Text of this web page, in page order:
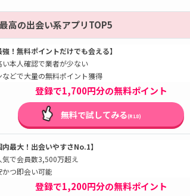
高の出会い系アプリTOP5
強！無料ポイントだけでも会える】
い本人確認で業者が少ない
などで大量の無料ポイント獲得
登録で1,700円分の無料ポイント
無料で試してみる(R18)
内最大！出会いやすさNo.1】
気で会員数3,500万超え
かつ即会い可能
登録で1,200円分の無料ポイント